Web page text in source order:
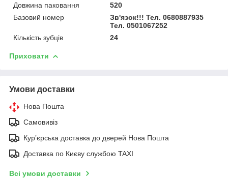
Довжина паковання
520
Базовий номер
Зв'язок!!! Тел. 0680887935
Тел. 0501067252
Кількість зубців
24
Приховати
Умови доставки
Нова Пошта
Самовивіз
Курʼєрська доставка до дверей Нова Пошта
Доставка по Києву службою TAXI
Всі умови доставки